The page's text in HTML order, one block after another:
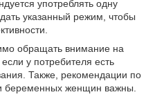
употреблять одну
указанный режим, чтобы
обращать внимание на
у потребителя есть
Также, рекомендации по
беременных женщин важны.